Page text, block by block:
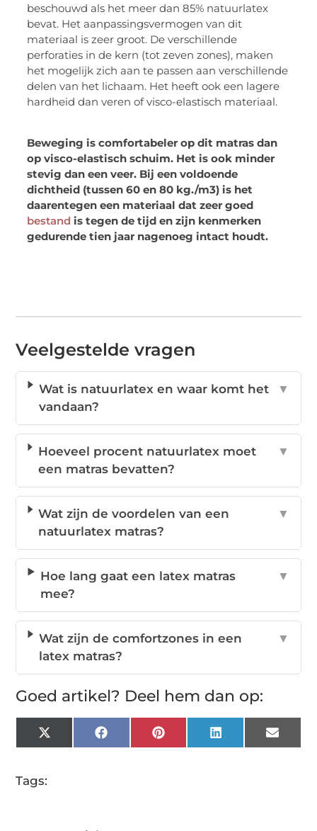
beschouwd als het meer dan 85% natuurlatex
bevat. Het aanpassingsvermogen van dit
materiaal is zeer groot. De verschillende
perforaties in de kern (tot zeven zones), maken
het mogelijk zich aan te passen aan verschillende
delen van het lichaam. Het heeft ook een lagere
hardheid dan veren of visco-elastisch materiaal.
Beweging is comfortabeler op dit matras dan
op visco-elastisch schuim. Het is ook minder
stevig dan een veer. Bij een voldoende
dichtheid (tussen 60 en 80 kg./m3) is het
daarentegen een materiaal dat zeer goed
bestand is tegen de tijd en zijn kenmerken
gedurende tien jaar nagenoeg intact houdt.
Veelgestelde vragen
Wat is natuurlatex en waar komt het
vandaan?
▼
Hoeveel procent natuurlatex moet
een matras bevatten?
▼
Wat zijn de voordelen van een
natuurlatex matras?
▼
Hoe lang gaat een latex matras
mee?
▼
Wat zijn de comfortzones in een
latex matras?
▼
Goed artikel? Deel hem dan op:
X
(Twitter)
FacebookPinterestLinkedInEmail
Tags: